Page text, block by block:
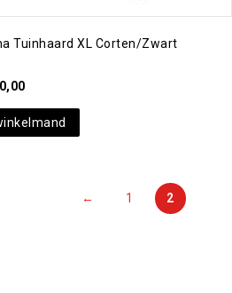
Tuinhaard XL Corten/zwart
← 1 2